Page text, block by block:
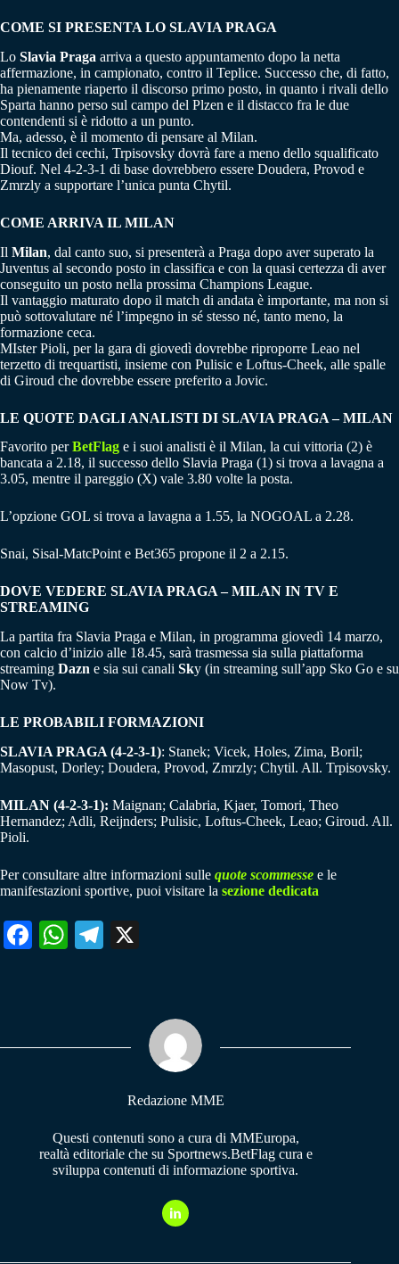
COME SI PRESENTA LO SLAVIA PRAGA
Lo Slavia Praga arriva a questo appuntamento dopo la netta
affermazione, in campionato, contro il Teplice. Successo che, di fatto,
ha pienamente riaperto il discorso primo posto, in quanto i rivali dello
Sparta hanno perso sul campo del Plzen e il distacco fra le due
contendenti si è ridotto a un punto.
Ma, adesso, è il momento di pensare al Milan.
Il tecnico dei cechi, Trpisovsky dovrà fare a meno dello squalificato
Diouf. Nel 4-2-3-1 di base dovrebbero essere Doudera, Provod e
Zmrzly a supportare l’unica punta Chytil.
COME ARRIVA IL MILAN
Il Milan, dal canto suo, si presenterà a Praga dopo aver superato la
Juventus al secondo posto in classifica e con la quasi certezza di aver
conseguito un posto nella prossima Champions League.
Il vantaggio maturato dopo il match di andata è importante, ma non si
può sottovalutare né l’impegno in sé stesso né, tanto meno, la
formazione ceca.
MIster Pioli, per la gara di giovedì dovrebbe riproporre Leao nel
terzetto di trequartisti, insieme con Pulisic e Loftus-Cheek, alle spalle
di Giroud che dovrebbe essere preferito a Jovic.
LE QUOTE DAGLI ANALISTI DI SLAVIA PRAGA – MILAN
Favorito perBetFlag e i suoi analisti è il Milan, la cui vittoria (2) è
bancata a 2.18, il successo dello Slavia Praga (1) si trova a lavagna a
3.05, mentre il pareggio (X) vale 3.80 volte la posta.
L’opzione GOL si trova a lavagna a 1.55, la NOGOAL a 2.28.
Snai, Sisal-MatcPoint e Bet365 propone il 2 a 2.15.
DOVE VEDERE SLAVIA PRAGA – MILAN IN TV E
STREAMING
La partita fra Slavia Praga e Milan, in programma giovedì 14 marzo,
con calcio d’inizio alle 18.45, sarà trasmessa sia sulla piattaforma
streaming Dazn e sia sui canali Sky (in streaming sull’app Sko Go e su
Now Tv).
LE PROBABILI FORMAZIONI
SLAVIA PRAGA (4-2-3-1): Stanek; Vicek, Holes, Zima, Boril;
Masopust, Dorley; Doudera, Provod, Zmrzly; Chytil. All. Trpisovsky.
MILAN (4-2-3-1): Maignan; Calabria, Kjaer, Tomori, Theo
Hernandez; Adli, Reijnders; Pulisic, Loftus-Cheek, Leao; Giroud. All.
Pioli.
Per consultare altre informazioni sulle quote scommesse e le
manifestazioni sportive, puoi visitare la sezione dedicata
Fa W
pp
Te
m
Redazione MME
Questi contenuti sono a cura di MMEuropa,
realtà editoriale che su Sportnews.BetFlag cura e
sviluppa contenuti di informazione sportiva.